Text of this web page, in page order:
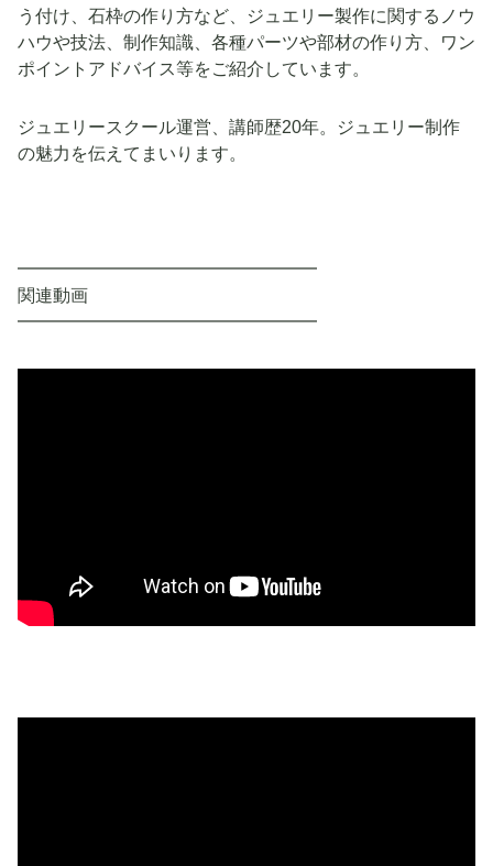
う付け、石枠の作り方など、ジュエリー製作に関するノウ
ハウや技法、制作知識、各種パーツや部材の作り方、ワン
ポイントアドバイス等をご紹介しています。
ジュエリースクール運営、講師歴20年。ジュエリー制作
の魅力を伝えてまいります。
━━━━━━━━━━━━━━━━━
関連動画
━━━━━━━━━━━━━━━━━